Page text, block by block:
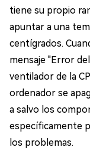
tiene su propio
apuntar a una
centígrados.
mensaje "Error
ventilador de la
ordenador se
a salvo los
específicamente
los problemas.